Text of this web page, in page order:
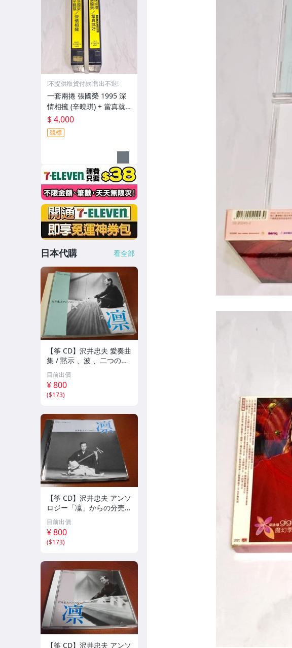
!不提供取貨付款!售出不退!
一套兩捲 張國榮 1995 深
情相擁 (辛曉琪) + 當真就
好 (陳淑樺) 滾石唱片 台灣
版 播映用宣傳單曲 錄影帶
VHS (非CD錄音帶卡帶)
$ 4,000
競標
日本代購 看全部
【筝 CD】沢井忠夫 愛奏曲
集 / 黙示 、波 、二つの相
、箏二重奏ソナタ 杵屋正
邦 、入野義朗 、小野衛 他
(1971/1973/1976)
目前出價
¥ 800
($173)
【筝 CD】沢井忠夫 アンソ
ロジー「凜」からの分売
沢井忠夫作品集 ライブ 風
衣、水の声、枯野砧、五節
の舞、ファンタジア (限
定）
目前出價
¥ 800
($173)
【筝 CD】沢井忠夫 アンソ